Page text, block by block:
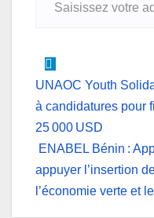
Navigation
de
l’article
UNAOC Youth
à candidatures pour
25 000 USD
ENABEL Bénin :
appuyer l’insertion
l’économie verte et